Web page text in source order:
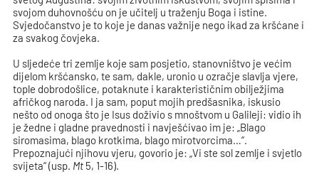
svojom duhovnošću on je učitelj u traženju Boga i istine.
Svjedočanstvo je to koje je danas važnije nego ikad za kršćane i
za svakog čovjeka.
U sljedeće tri zemlje koje sam posjetio, stanovništvo je većim
dijelom kršćansko, te sam, dakle, uronio u ozračje slavlja vjere,
tople dobrodošlice, potaknute i karakterističnim obilježjima
afričkog naroda. I ja sam, poput mojih predšasnika, iskusio
nešto od onoga što je Isus doživio s mnoštvom u Galileji: vidio ih
je žedne i gladne pravednosti i navješćivao im je: „Blago
siromasima, blago krotkima, blago mirotvorcima…“.
Prepoznajući njihovu vjeru, govorio je: „Vi ste sol zemlje i svjetlo
svijeta“ (usp. Mt 5, 1-16).